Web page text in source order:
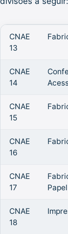
CNAE
13
CNAE
14
CNAE
15
CNAE
16
CNAE
17
Papel
CNAE
18